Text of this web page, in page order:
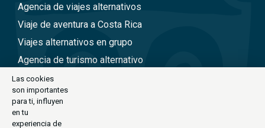
Agencia de viajes alternativos
Viaje de aventura a Costa Rica
Viajes alternativos en grupo
Agencia de turismo alternativo
Viajes a Nepal en grupo
Viaje alternativo a Tailandia
Viajes alternativos a Perú
Las cookies
son importantes
para ti, influyen
en tu
experiencia de